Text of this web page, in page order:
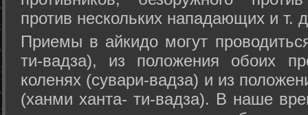
против нескольких нападающих и т.
Приемы в айкидо могут
ти-вадза), из положения обоих
коленях (сувари-вадза) и из
(ханми ханта- ти-вадза). В наше